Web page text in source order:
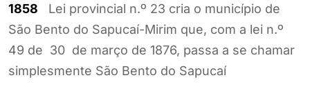
1858 Lei provincial n.º 23 cria o município de
São Bento do Sapucaí-Mirim que, com a lei n.º
49 de 30 de março de 1876, passa a se chamar
simplesmente São Bento do Sapucaí